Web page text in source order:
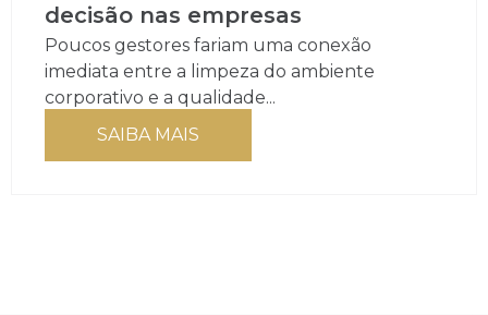
decisão nas empresas
Poucos gestores fariam uma conexão
imediata entre a limpeza do ambiente
corporativo e a qualidade...
SAIBA MAIS